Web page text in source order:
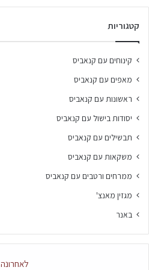
קטגוריות
קינוחים עם קנאביס
מאפים עם קנאביס
ראשונות עם קנאביס
יסודות בישול עם קנאביס
תבשילים עם קנאביס
משקאות עם קנאביס
ממרחים ורטבים עם קנאביס
מגזין מאנצ'
באנר
לאחרונה